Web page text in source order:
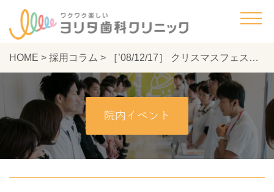
HOME > 採用コラム > ［’08/12/17］ クリスマスフェスタ③ - ヨリタ歯科クリニック
院内イベント